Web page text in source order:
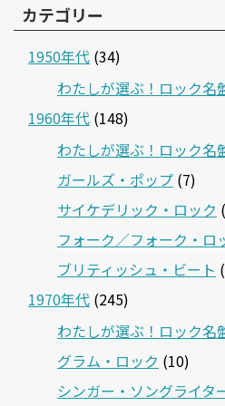
カテゴリー
1950年代 (34)
わたしが選ぶ！ロック名
1960年代 (148)
わたしが選ぶ！ロック名
ガールズ・ポップ (7)
サイケデリック・ロック
フォーク／フォーク・ロ
ブリティッシュ・ビート
1970年代 (245)
わたしが選ぶ！ロック名
グラム・ロック (10)
シンガー・ソングライタ